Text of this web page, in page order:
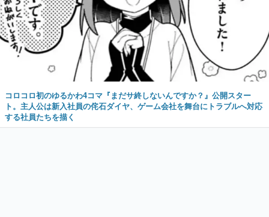
コロコロ初のゆるかわ4コマ『まだサ終しないんですか？』公開スター
ト。主人公は新入社員の侘石ダイヤ、ゲーム会社を舞台にトラブルへ対応
する社員たちを描く